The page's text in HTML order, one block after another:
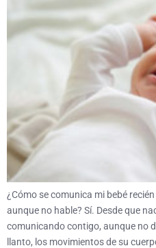
¿Cómo se comunica mi bebé
aunque no hable? Sí. Desde que
comunicando contigo, aunque no
llanto, los movimientos de su